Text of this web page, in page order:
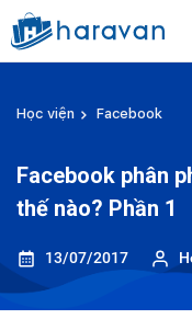
Học viện Facebook
Facebook phân
thế nào? Phần 1
13/07/2017